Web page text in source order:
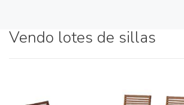
Vendo lotes de sillas